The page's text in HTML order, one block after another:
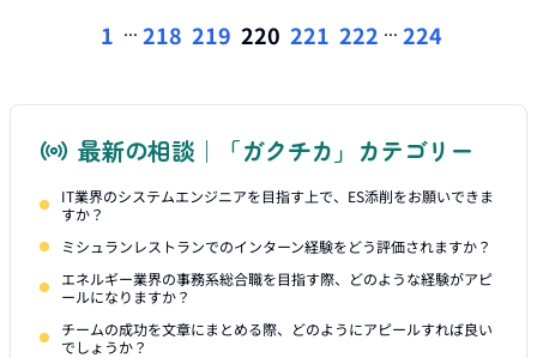
1 ... 218 219 220 221 222 ... 224
最新の相談｜「ガクチカ」カテゴリー
IT業界のシステムエンジニアを目指す上で、ES添削をお願いできま
すか？
ミシュランレストランでのインターン経験をどう評価されますか？
エネルギー業界の事務系総合職を目指す際、どのような経験がアピ
ールになりますか？
チームの成功を文章にまとめる際、どのようにアピールすれば良い
でしょうか？